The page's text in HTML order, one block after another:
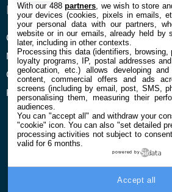
ENTREPRISE
Qui sommes nous
Mentions légales et CGU
Confidentialité et Cookies
Préférences cookies
À
La
Contact
With our 488partners , we wish to store
your devices (cookies, pixels in emails,
your personal data with our partners,
website or in our emails, already held by
later, including in other contexts.
Processing this data (identifiers, browsing,
loyalty programs, IP, postal addresses
geolocation, etc.) allows developing
content, commercial offers and ads
screens (including by email, post, SMS,
personalising them, measuring their
audiences.
You can "accept all" and withdraw your
"cookie" icon. You can also "set detailed
processing activities not subject to
valid for 6 months.
powered by
Accept all